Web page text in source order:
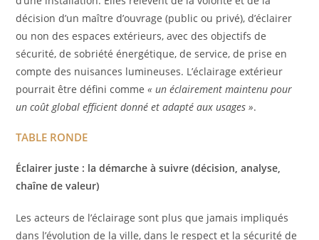
décision d’un maître d’ouvrage (public ou privé), d’éclairer
ou non des espaces extérieurs, avec des objectifs de
sécurité, de sobriété énergétique, de service, de prise en
compte des nuisances lumineuses. L’éclairage extérieur
pourrait être défini comme« un éclairement maintenu pour
un coût global efficient donné et adapté aux usages ».
TABLE RONDE
Éclairer juste : la démarche à suivre (décision, analyse,
chaîne de valeur)
Les acteurs de l’éclairage sont plus que jamais impliqués
dans l’évolution de la ville, dans le respect et la sécurité de